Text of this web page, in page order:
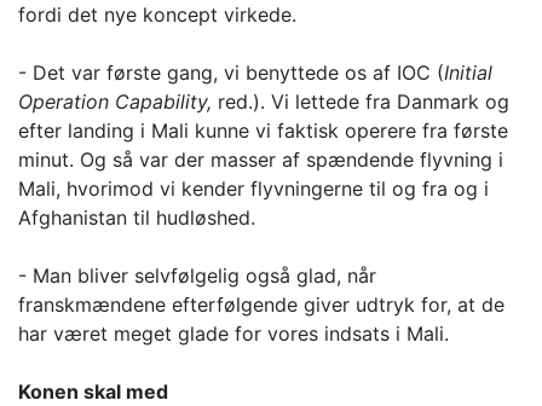
fordi det nye koncept virkede.
- Det var første gang, vi benyttede os af IOC (Initial
Operation Capability, red.). Vi lettede fra Danmark og
efter landing i Mali kunne vi faktisk operere fra første
minut. Og så var der masser af spændende flyvning i
Mali, hvorimod vi kender flyvningerne til og fra og i
Afghanistan til hudløshed.
- Man bliver selvfølgelig også glad, når
franskmændene efterfølgende giver udtryk for, at de
har været meget glade for vores indsats i Mali.
Konen skal med